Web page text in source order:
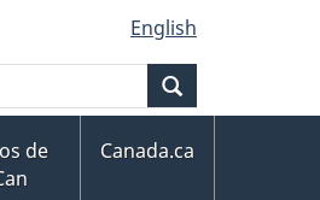
English
de
Canada.ca